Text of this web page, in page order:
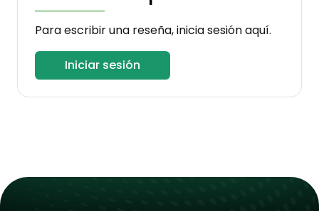
Para escribir una reseña, inicia sesión aquí.
Iniciar sesión